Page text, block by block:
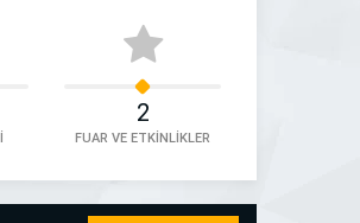
2
FUAR VE ETKİNLİKLER